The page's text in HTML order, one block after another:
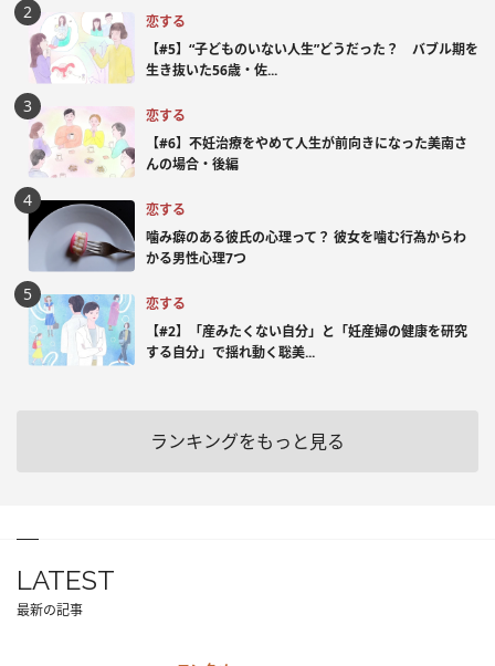
恋する
【#5】“子どものいない人生”どうだった？ バブル期を
生き抜いた56歳・佐...
恋する
【#6】不妊治療をやめて人生が前向きになった美南さ
んの場合・後編
恋する
噛み癖のある彼氏の心理って？ 彼女を噛む行為からわ
かる男性心理7つ
恋する
【#2】「産みたくない自分」と「妊産婦の健康を研究
する自分」で揺れ動く聡美...
ランキングをもっと見る
LATEST
最新の記事